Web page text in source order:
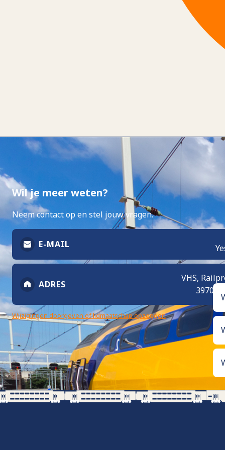
Wil je meer weten?
Neem contact op en stel jouw vragen.
E-MAIL
ADRES
VHS,
3970
Wijzigingen doorgeven of lidmaatschap opzeggen